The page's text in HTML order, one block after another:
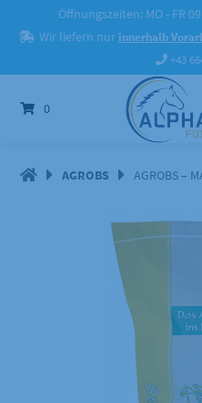
zum
Inhalt
Öffnungszeiten: MO - FR
Wir liefern nur innerhalb
+43
0
AGROBS AGROBS –